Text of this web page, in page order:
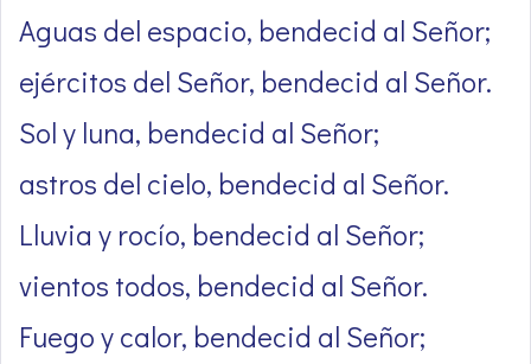
Aguas del espacio, bendecid al Señor;
ejércitos del Señor, bendecid al Señor.
Sol y luna, bendecid al Señor;
astros del cielo, bendecid al Señor.
Lluvia y rocío, bendecid al Señor;
vientos todos, bendecid al Señor.
Fuego y calor, bendecid al Señor;